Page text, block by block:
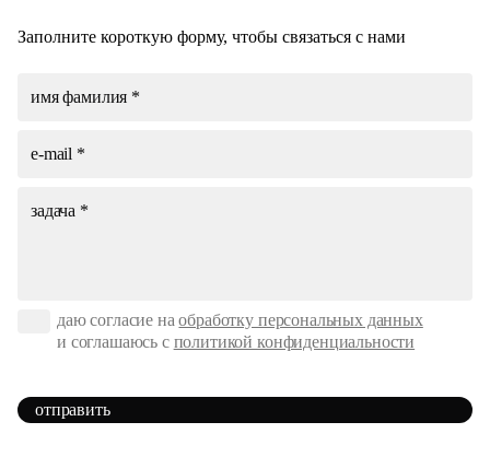
Заполните короткую форму, чтобы связаться с нами
даю согласие наобработку персональных данных
и соглашаюсь с политикой конфиденциальности
отправить